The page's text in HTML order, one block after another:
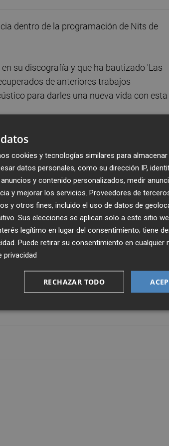
dentro de la programación de Nits de
su discografía y que ha bautizado 'Las
de anteriores trabajos
para darles una nueva vida con esta
el álbum al completo y que fue
y también en formato físico en CD y
'Instrucciones para bailar un vals', 'Para
los cortes que componen 'Las canciones' y
Kanka se encuentra girando actualmente
una gira ya con toda la banda que
cookies y tecnologías similares para almacenar
datos personales, como su dirección IP,
y contenido personalizados, medir
y mejorar los servicios. Proveedores de
y otros fines, incluido el uso de datos de
Sus elecciones se aplican solo a este sitio
legítimo en lugar del consentimiento; tiene
. Puede retirar su consentimiento en cualquier
privacidad
RECHAZAR TODO